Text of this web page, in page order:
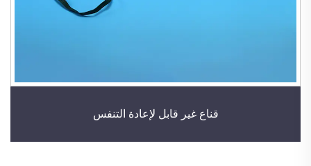
قناع غير قابل لإعادة التنفس